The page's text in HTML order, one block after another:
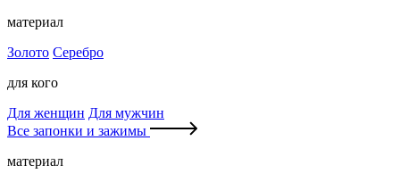
материал
Золото Серебро
для кого
Для женщин Для мужчин
Все запонки и зажимы
материал